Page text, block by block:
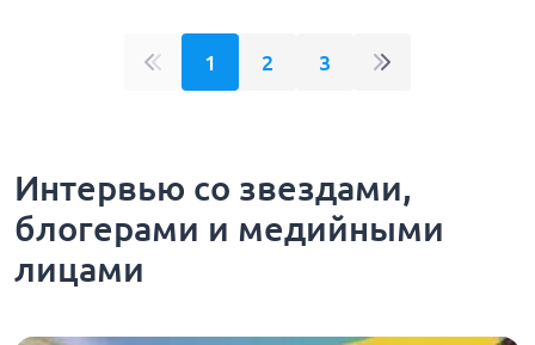
1 2 3
Интервью со звездами,
блогерами и медийными
лицами